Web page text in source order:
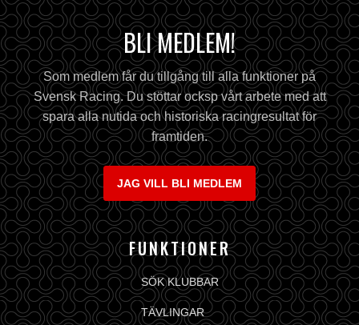
BLI MEDLEM!
Som medlem får du tillgång till alla funktioner på
Svensk Racing. Du stöttar ocksp vårt arbete med att
spara alla nutida och historiska racingresultat för
framtiden.
JAG VILL BLI MEDLEM
FUNKTIONER
SÖK KLUBBAR
TÄVLINGAR